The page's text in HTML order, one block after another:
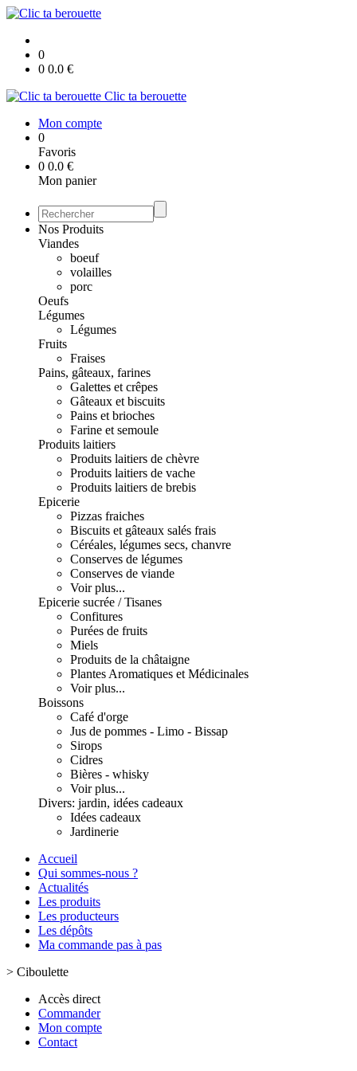
0
0 0.0 €
Clic ta berouette
Mon compte
0
Favoris
0 0.0 €
Mon panier
Nos Produits
Viandes
boeuf
volailles
porc
Oeufs
Légumes
Légumes
Fruits
Fraises
Pains, gâteaux, farines
Galettes et crêpes
Gâteaux et biscuits
Pains et brioches
Farine et semoule
Produits laitiers
Produits laitiers de chèvre
Produits laitiers de vache
Produits laitiers de brebis
Epicerie
Pizzas fraiches
Biscuits et gâteaux salés frais
Céréales, légumes secs, chanvre
Conserves de légumes
Conserves de viande
Voir plus...
Epicerie sucrée / Tisanes
Confitures
Purées de fruits
Miels
Produits de la châtaigne
Plantes Aromatiques et Médicinales
Voir plus...
Boissons
Café d'orge
Jus de pommes - Limo - Bissap
Sirops
Cidres
Bières - whisky
Voir plus...
Divers: jardin, idées cadeaux
Idées cadeaux
Jardinerie
Accueil
Qui sommes-nous ?
Actualités
Les produits
Les producteurs
Les dépôts
Ma commande pas à pas
> Ciboulette
Accès direct
Commander
Mon compte
Contact